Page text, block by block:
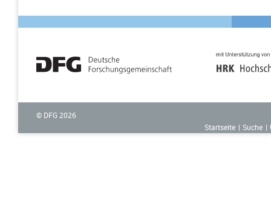
© DFG 2026
Startseite
Suche